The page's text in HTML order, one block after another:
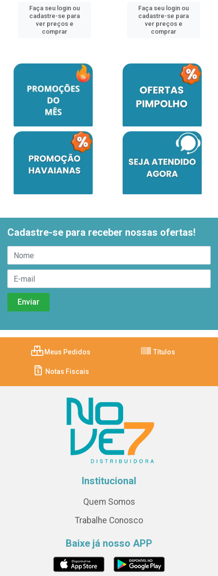
Faça seu login ou
cadastre-se para
ver preços e
comprar
Faça seu login ou
cadastre-se para
ver preços e
comprar
Cadastre-se para receber nossas ofertas!
Meus Pedidos Títulos
Notas Fiscais
Institucional
Quem Somos
Trabalhe Conosco
Baixe já nosso APP